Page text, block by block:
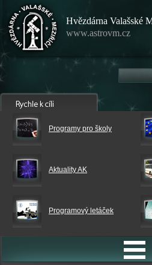
Hvězdárna Valašské
www.astrovm.cz
Programy pro školy
Aktuality AK
Programový letáček